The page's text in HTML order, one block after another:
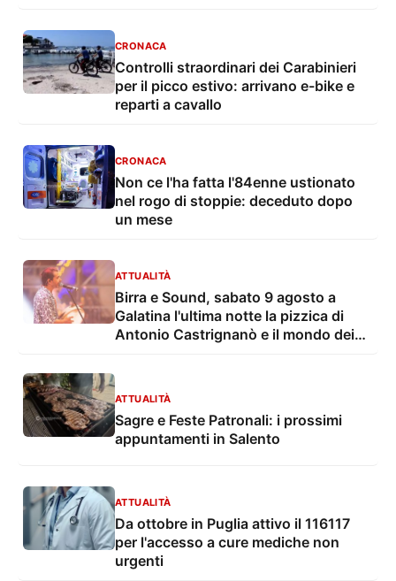
CRONACA
Controlli straordinari dei Carabinieri
per il picco estivo: arrivano e-bike e
reparti a cavallo
CRONACA
Non ce l'ha fatta l'84enne ustionato
nel rogo di stoppie: deceduto dopo
un mese
ATTUALITÀ
Birra e Sound, sabato 9 agosto a
Galatina l'ultima notte la pizzica di
Antonio Castrignanò e il mondo dei
ATTUALITÀ
Sagre e Feste Patronali: i prossimi
appuntamenti in Salento
ATTUALITÀ
Da ottobre in Puglia attivo il 116117
per l'accesso a cure mediche non
urgenti